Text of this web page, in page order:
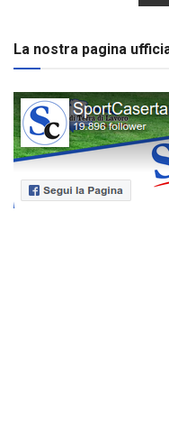
La nostra pagina